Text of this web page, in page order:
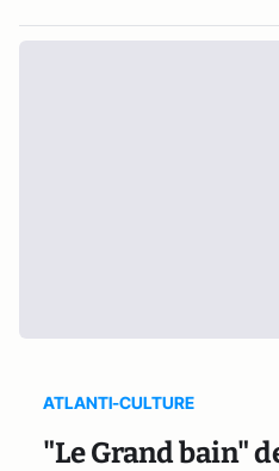
ATLANTI-CULTURE
"Le Grand bain"